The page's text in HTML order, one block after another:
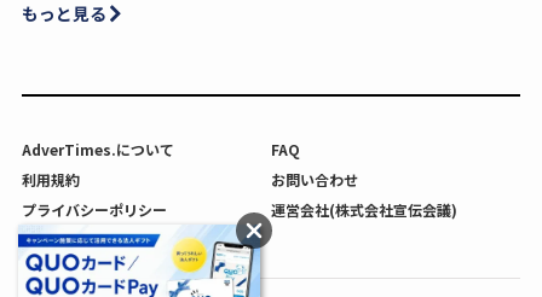
もっと見る
AdverTimes.について
FAQ
利用規約
お問い合わせ
プライバシーポリシー
運営会社(株式会社宣伝会議)
利用者情報の外部送信について